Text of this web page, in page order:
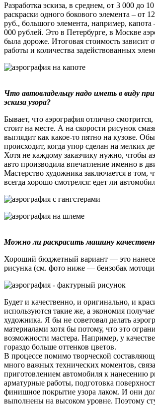
Разработка эскиза, в среднем, от 3 000 до
раскраски одного бокового элемента – от
руб., большого элемента, например, капота
000 рублей. Это в Петербурге, в Москве
была дороже. Итоговая стоимость зависит
работы и количества задействованных
Что автовладельцу надо иметь в виду
эскиза узора?
Бывает, что аэрография отлично смотрится,
стоит на месте. А на скорости рисунок
выглядит как какое-то пятно на кузове.
происходит, когда упор сделан на мелких
Хотя не каждому заказчику нужно, чтобы
авто производила впечатление именно в
Мастерство художника заключается в том,
всегда хорошо смотрелся: едет ли
Можно ли раскрасить машину
Хороший бюджетный вариант — это
рисунка (см. фото ниже — бензобак
Будет и качественно, и оригинально, и
используются такие же, а экономия
художника. Я бы не советовал делать
материалами хотя бы потому, что это
возможности мастера. Например, у
гораздо больше оттенков цветов.
В процессе помимо творческой
много важных технических моментов,
приготовлением автомобиля к нанесению
арматурные работы, подготовка
финишное покрытие узора лаком. И они
выполнены на высоком уровне. Поэтому